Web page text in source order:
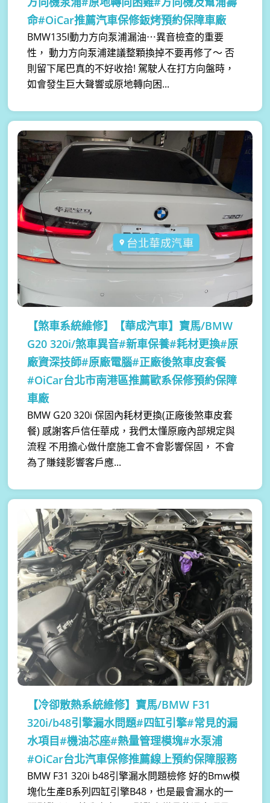
命#OiCar推薦汽車保修鈑烤預約保障車廠
BMW135I動力方向泵浦漏油⋯異音檢查的重要
性， 動力方向泵浦建議整顆換掉不要再修了～ 否
則留下尾巴真的不好收拾! 駕駛人在打方向盤時，
如會發生巨大聲響或原地轉向困...
【煞車系統維修】
【華成汽車】寶馬/BMW
G20 320i/煞車異音#新車保養#耗材更換#原
廠資深技師#原廠電腦#正廠後煞車皮套餐
#OiCar台北市南港區推薦歐系保修預約保障
車廠
BMW G20 320i 保固內耗材更換(正廠後煞車皮套
餐) 感謝客戶信任華成，我們太懂原廠內部規定與
流程 不用擔心做什麼施工會不會影響保固， 不會
為了賺錢影響客戶應...
【冷卻散熱系統維修】 寶馬/BMW F31
320i/b48引擎漏水問題#四缸引擎#常見的漏
水項目#機油芯座#熱量管理模塊#水泵浦
#OiCar台北汽車保修推薦線上預約保障服務
BMW F31 320i b48引擎漏水問題檢修 好的Bmw模
塊化生產B系列四缸引擎B48，也是最會漏水的一